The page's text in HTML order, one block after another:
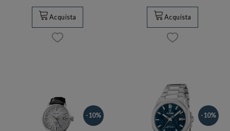
Acquista Acquista
-10% -10%